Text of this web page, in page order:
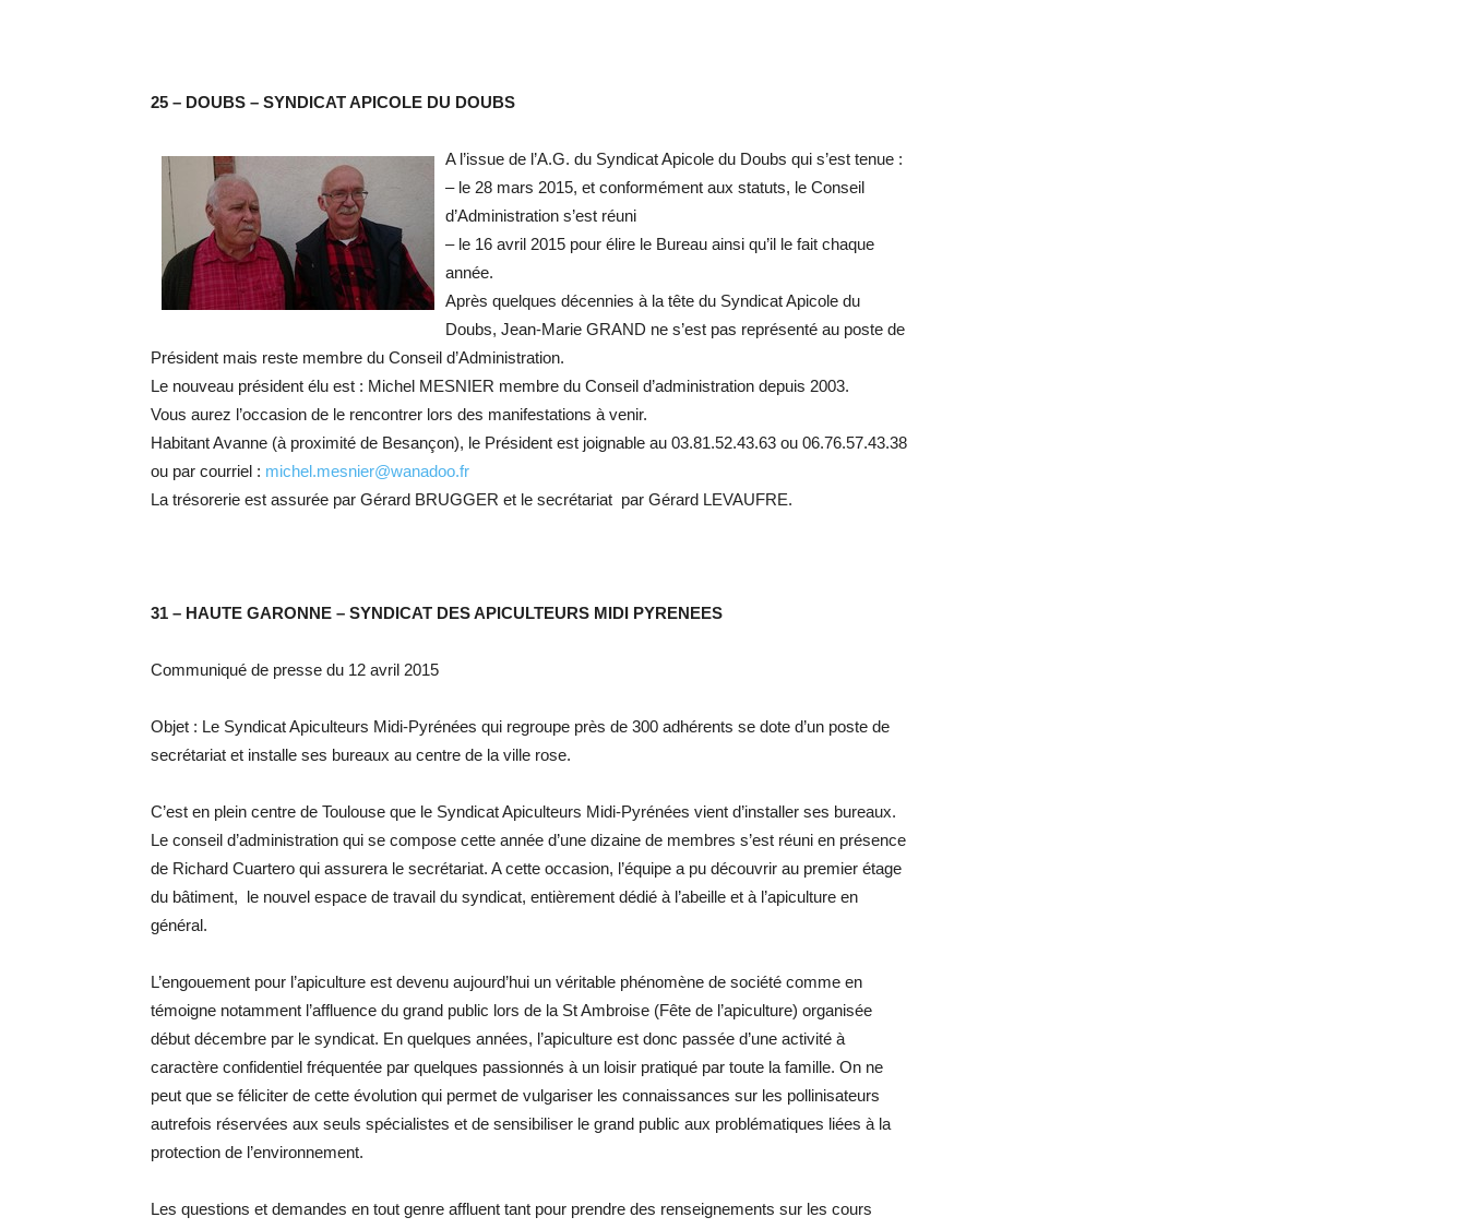
25 – DOUBS – SYNDICAT APICOLE DU DOUBS
A l’issue de l’A.G. du Syndicat Apicole du Doubs qui s’est tenue :
– le 28 mars 2015, et conformément aux statuts, le Conseil
d’Administration s’est réuni
– le 16 avril 2015 pour élire le Bureau ainsi qu’il le fait chaque
année.
Après quelques décennies à la tête du Syndicat Apicole du
Doubs, Jean-Marie GRAND ne s’est pas représenté au poste de
Président mais reste membre du Conseil d’Administration.
Le nouveau président élu est : Michel MESNIER membre du Conseil d’administration depuis 2003.
Vous aurez l’occasion de le rencontrer lors des manifestations à venir.
Habitant Avanne (à proximité de Besançon), le Président est joignable au 03.81.52.43.63 ou 06.76.57.43.38
ou par courriel : michel.mesnier@wanadoo.fr
La trésorerie est assurée par Gérard BRUGGER et le secrétariat par Gérard LEVAUFRE.
31 – HAUTE GARONNE – SYNDICAT DES APICULTEURS MIDI PYRENEES
Communiqué de presse du 12 avril 2015
Objet : Le Syndicat Apiculteurs Midi-Pyrénées qui regroupe près de 300 adhérents se dote d’un poste de
secrétariat et installe ses bureaux au centre de la ville rose.
C’est en plein centre de Toulouse que le Syndicat Apiculteurs Midi-Pyrénées vient d’installer ses bureaux.
Le conseil d’administration qui se compose cette année d’une dizaine de membres s’est réuni en présence
de Richard Cuartero qui assurera le secrétariat. A cette occasion, l’équipe a pu découvrir au premier étage
du bâtiment, le nouvel espace de travail du syndicat, entièrement dédié à l’abeille et à l’apiculture en
général.
L’engouement pour l’apiculture est devenu aujourd’hui un véritable phénomène de société comme en
témoigne notamment l’affluence du grand public lors de la St Ambroise (Fête de l’apiculture) organisée
début décembre par le syndicat. En quelques années, l’apiculture est donc passée d’une activité à
caractère confidentiel fréquentée par quelques passionnés à un loisir pratiqué par toute la famille. On ne
peut que se féliciter de cette évolution qui permet de vulgariser les connaissances sur les pollinisateurs
autrefois réservées aux seuls spécialistes et de sensibiliser le grand public aux problématiques liées à la
protection de l’environnement.
Les questions et demandes en tout genre affluent tant pour prendre des renseignements sur les cours